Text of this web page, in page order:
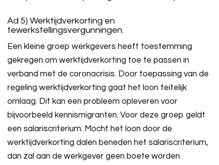
Ad 5) Werktijdverkorting en
tewerkstellingsvergunningen.
Een kleine groep werkgevers heeft toestemming
gekregen om werktijdverkorting toe te passen in
verband met de coronacrisis. Door toepassing van de
regeling werktijdverkorting gaat het loon feitelijk
omlaag. Dit kan een probleem opleveren voor
bijvoorbeeld kennismigranten. Voor deze groep geldt
een salariscriterium. Mocht het loon door de
werktijdverkorting dalen beneden het salariscriterium,
dan zal aan de werkgever geen boete worden